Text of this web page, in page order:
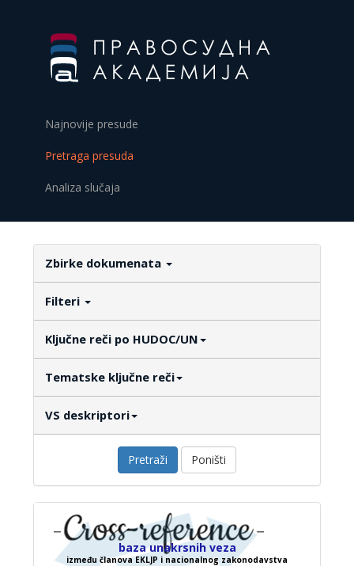
Najnovije presude
Pretraga presuda
Analiza slučaja
Zbirke dokumenata
Filteri
Ključne reči po HUDOC/UN
Tematske ključne reči
VS deskriptori
Pretraži Poništi
baza unakrsnih veza
između članova EKLJP i nacionalnog zakonodavstva